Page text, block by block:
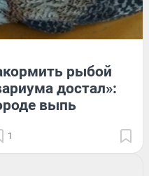
рыбой
достал»:
выпь
1